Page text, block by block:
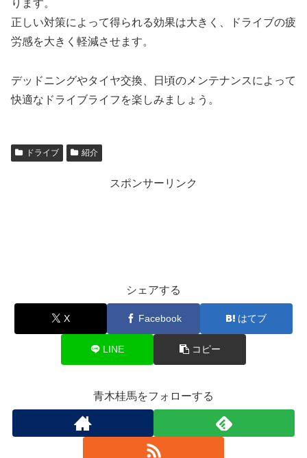
ります。
正しい対策によって得られる効果は大きく、ドライブの疲
労感を大きく軽減させます。
デッドニングやタイヤ交換、日頃のメンテナンスによって
快適なドライブライフを楽しみましょう。
ドライブ 紹介
スポンサーリンク
シェアする
X Facebook はてブ
LINE コピー
青木桂馬をフォローする